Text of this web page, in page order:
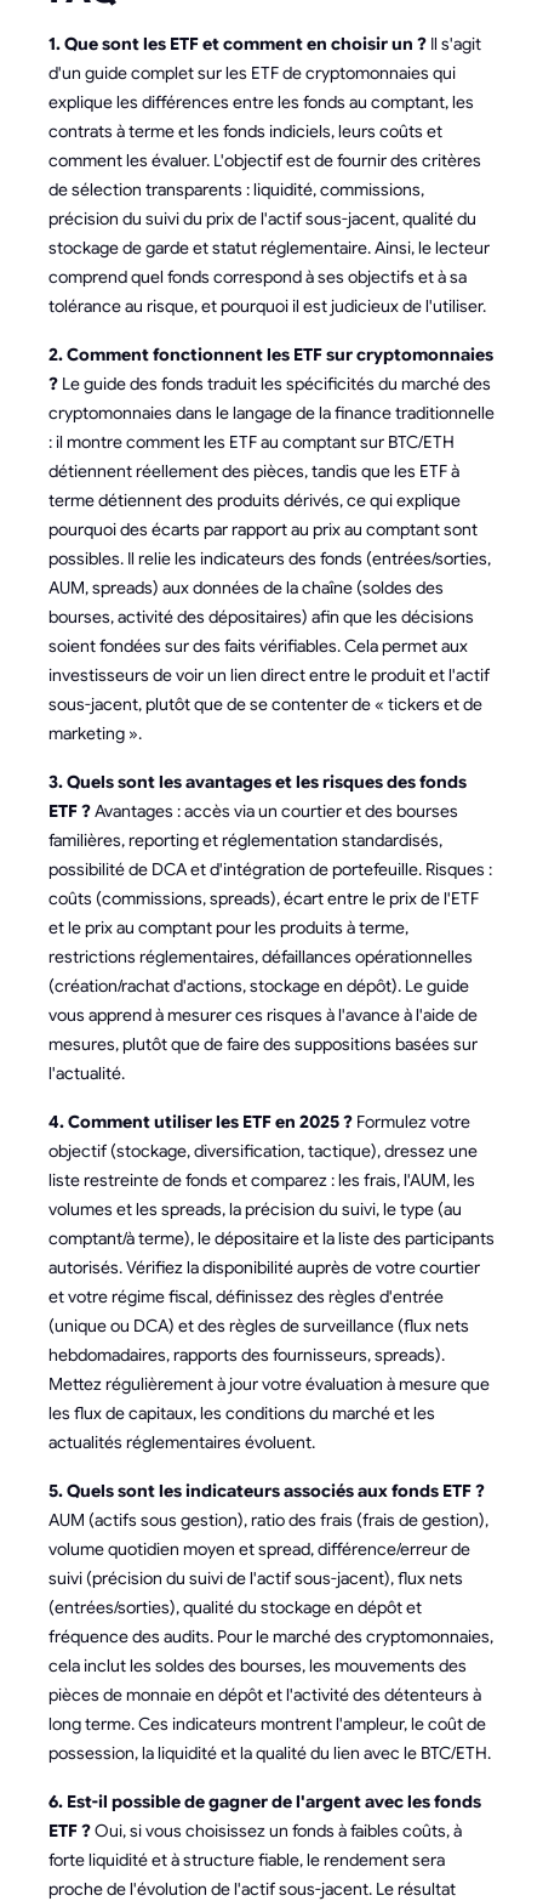
1. Que sont les ETF et comment en choisir un ? Il s'agit
d'un guide complet sur les ETF de cryptomonnaies qui
explique les différences entre les fonds au comptant, les
contrats à terme et les fonds indiciels, leurs coûts et
comment les évaluer. L'objectif est de fournir des critères
de sélection transparents : liquidité, commissions,
précision du suivi du prix de l'actif sous-jacent, qualité du
stockage de garde et statut réglementaire. Ainsi, le lecteur
comprend quel fonds correspond à ses objectifs et à sa
tolérance au risque, et pourquoi il est judicieux de l'utiliser.
2. Comment fonctionnent les ETF sur cryptomonnaies
? Le guide des fonds traduit les spécificités du marché des
cryptomonnaies dans le langage de la finance traditionnelle
: il montre comment les ETF au comptant sur BTC/ETH
détiennent réellement des pièces, tandis que les ETF à
terme détiennent des produits dérivés, ce qui explique
pourquoi des écarts par rapport au prix au comptant sont
possibles. Il relie les indicateurs des fonds (entrées/sorties,
AUM, spreads) aux données de la chaîne (soldes des
bourses, activité des dépositaires) afin que les décisions
soient fondées sur des faits vérifiables. Cela permet aux
investisseurs de voir un lien direct entre le produit et l'actif
sous-jacent, plutôt que de se contenter de « tickers et de
marketing ».
3. Quels sont les avantages et les risques des fonds
ETF ?Avantages : accès via un courtier et des bourses
familières, reporting et réglementation standardisés,
possibilité de DCA et d'intégration de portefeuille. Risques :
coûts (commissions, spreads), écart entre le prix de l'ETF
et le prix au comptant pour les produits à terme,
restrictions réglementaires, défaillances opérationnelles
(création/rachat d'actions, stockage en dépôt). Le guide
vous apprend à mesurer ces risques à l'avance à l'aide de
mesures, plutôt que de faire des suppositions basées sur
l'actualité.
4. Comment utiliser les ETF en 2025 ? Formulez votre
objectif (stockage, diversification, tactique), dressez une
liste restreinte de fonds et comparez : les frais, l'AUM, les
volumes et les spreads, la précision du suivi, le type (au
comptant/à terme), le dépositaire et la liste des participants
autorisés. Vérifiez la disponibilité auprès de votre courtier
et votre régime fiscal, définissez des règles d'entrée
(unique ou DCA) et des règles de surveillance (flux nets
hebdomadaires, rapports des fournisseurs, spreads).
Mettez régulièrement à jour votre évaluation à mesure que
les flux de capitaux, les conditions du marché et les
actualités réglementaires évoluent.
5. Quels sont les indicateurs associés aux fonds ETF ?
AUM (actifs sous gestion), ratio des frais (frais de gestion),
volume quotidien moyen et spread, différence/erreur de
suivi (précision du suivi de l'actif sous-jacent), flux nets
(entrées/sorties), qualité du stockage en dépôt et
fréquence des audits. Pour le marché des cryptomonnaies,
cela inclut les soldes des bourses, les mouvements des
pièces de monnaie en dépôt et l'activité des détenteurs à
long terme. Ces indicateurs montrent l'ampleur, le coût de
possession, la liquidité et la qualité du lien avec le BTC/ETH.
6. Est-il possible de gagner de l'argent avec les fonds
ETF ?Oui, si vous choisissez un fonds à faibles coûts, à
forte liquidité et à structure fiable, le rendement sera
proche de l'évolution de l'actif sous-jacent. Le résultat